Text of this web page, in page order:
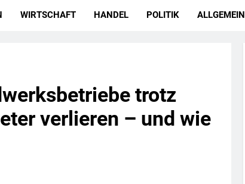
WIRTSCHAFT HANDEL POLITIK ALLGEMEIN
trotz
verlieren – und wie